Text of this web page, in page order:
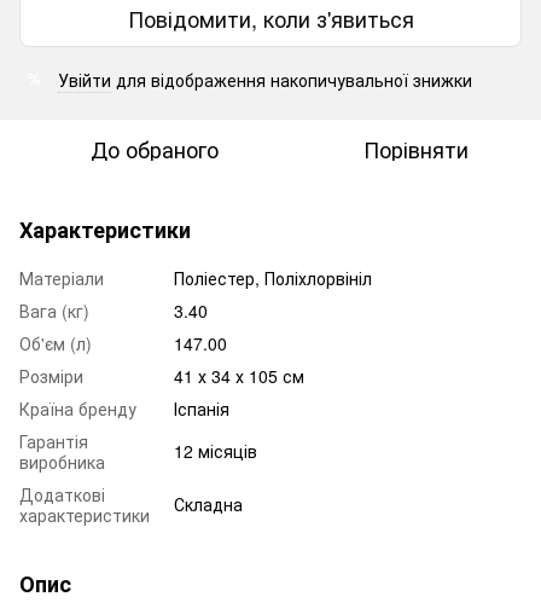
Повідомити, коли з'явиться
Увійти для відображення накопичувальної знижки
До обраного Порівняти
Характеристики
Матеріали
Поліестер, Поліхлорвініл
Вага (кг)
3.40
Об'єм (л)
147.00
Розміри
41 х 34 х 105 см
Країна бренду
Іспанія
Гарантія
виробника
12 місяців
Додаткові
характеристики
Складна
Опис